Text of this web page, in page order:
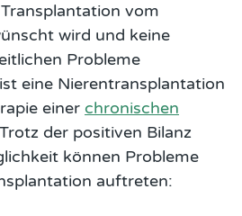
vom
wird und keine
Probleme
eine Nierentransplantation
einer chronischen
der positiven Bilanz
können Probleme
auftreten: